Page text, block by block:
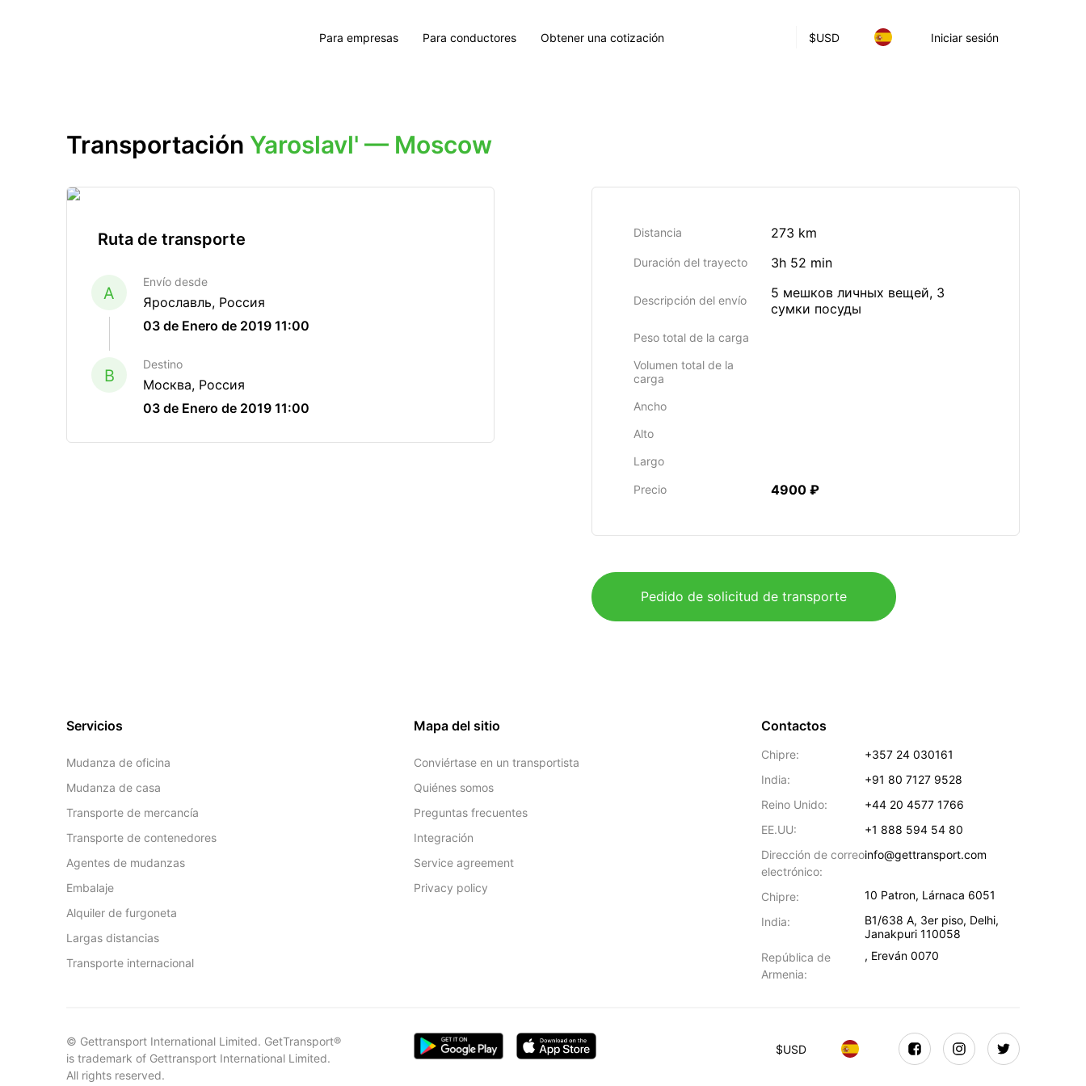
$USD Iniciar sesión
Para empresas Para conductores Obtener una cotización
Transportación Yaroslavl' — Moscow
Ruta de transporte
A
Envío desde
Ярославль, Россия
03 de Enero de 2019 11:00
B
Destino
Москва, Россия
03 de Enero de 2019 11:00
Distancia 273 km
Duración del trayecto 3h 52 min
Descripción del envío
5 мешков личных вещей, 3
сумки посуды
Peso total de la carga
Volumen total de la
carga
Ancho
Alto
Largo
Precio 4900 ₽
Pedido de solicitud de transporte
Servicios
Mudanza de oficina
Mudanza de casa
Transporte de mercancía
Transporte de contenedores
Agentes de mudanzas
Embalaje
Alquiler de furgoneta
Largas distancias
Transporte internacional
Mapa del sitio
Conviértase en un transportista
Quiénes somos
Preguntas frecuentes
Integración
Service agreement
Privacy policy
Contactos
Chipre:
+357 24 030161
India:
+91 80 7127 9528
Reino Unido:
+44 20 4577 1766
EE.UU:
+1 888 594 54 80
Dirección de correo
electrónico:
info@gettransport.com
Chipre: 10 Patron, Lárnaca 6051
India:
B1/638 A, 3er piso, Delhi,
Janakpuri 110058
República de
Armenia:
, Ereván 0070
© Gettransport International Limited. GetTransport®
is trademark of Gettransport International Limited.
All rights reserved.
$USD